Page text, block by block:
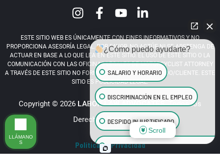
ESTE SITIO WEB ES ÚNICAMENTE CON FINES INFORMATIVOS Y NO
PROPORCIONA ASESORÍA LEGAL. POR FAVOR, NO ACTÚE NI SE ABSTENGA DE
ACTUAR EN BASE A LO QUE LEA EN ESTE SITIO. EL USO DE ESTE SITIO O LA
COMUNICACIÓN CON LAS OFICINAS LEGALES DE MOTORCYCLIST ATTORNEY
A TRAVÉS DE ESTE SITIO NO FORMA UNA RELACIÓN ABOGADO/CLIENTE. ESTE
SITIO ES PUBLICIDAD LEGAL.
Copyright © 2026 LABOR LAW ADVOCATES. Todos los
Derechos Reservados.
Política de Privacidad
¿Cómo puedo ayudarte?
SALARIO Y HORARIO
DISCRIMINACIÓN EN EL EMPLEO
DESPIDO INJUSTIFICADO
ACOSO SEXUAL EN EL LUGAR DE
Scroll
LLÁMANO
S